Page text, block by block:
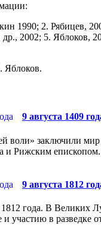
1990; 2. Рябицев,
2002; 5. Яблоков,
Яблоков.
9 августа 1409
воли» заключили
и Рижским епископом.
9 августа 1812
года. В Великих
и участию в разведке